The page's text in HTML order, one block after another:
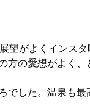
望がよくインス
方の愛想がよく、
でした。温泉も最